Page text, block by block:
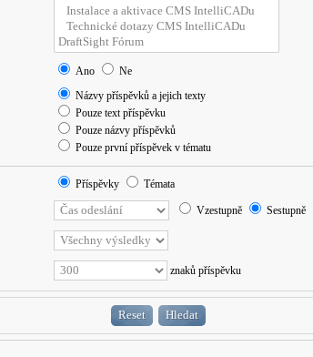
Ano
Ne
Názvy příspěvků a jejich texty
Pouze text příspěvku
Pouze názvy příspěvků
Pouze první příspěvek v tématu
Příspěvky
Témata
Vzestupně
Sestupně
znaků příspěvku